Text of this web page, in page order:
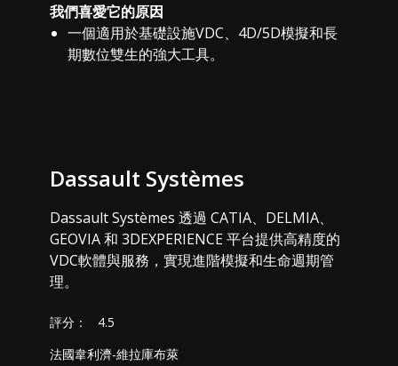
我們喜愛它的原因
一個適用於基礎設施VDC、4D/5D模擬和長
期數位雙生的強大工具。
Dassault Systèmes
Dassault Systèmes 透過 CATIA、DELMIA、
GEOVIA 和 3DEXPERIENCE 平台提供高精度的
VDC軟體與服務，實現進階模擬和生命週期管
理。
評分：
4.5
法國韋利濟-維拉庫布萊